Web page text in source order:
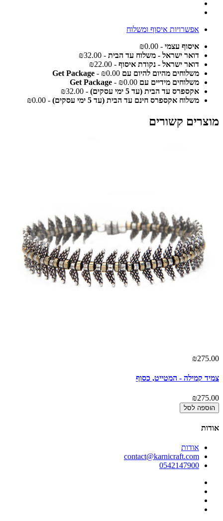
אפשרויות איסוף ומשלוח
איסוף עצמי - ₪0.00
דואר ישראל - משלוח עד הבית - ₪32.00
דואר ישראל - נקודת איסוף - ₪22.00
משלוחים מהיום להיום עם Get Package - ₪0.00
משלוחים מידיים עם Get Package - ₪0.00
אקספרס עד הבית (עד 5 ימי עסקים)
- ₪32.00
משלוח אקספרס חינם עד הבית (עד 5 ימי עסקים)
- ₪0.00
מוצרים קשורים
₪275.00
צמיד קמילה - המטייט, כסוף
₪275.00
הוספה לסל
אודות
אודות
contact@karnicraft.com
0542147900